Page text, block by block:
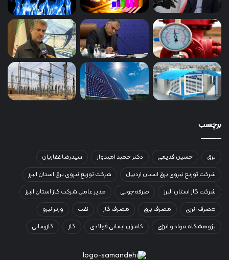
برچسب
برق حسین قدیمی دکتر حمید امیدوار
سیدرضا غفاریان
شرکت توزیع نیروی برق استان اردبیل
شرکت توزیع نیروی برق استان البرز
شرکت گاز استان البرز
صرفه‌جویی
مدیر عامل شرکت گاز استان البرز
مصرف انرژی
مصرف برق مصرف گاز نفت
وزیر نیرو
پژوهشگاه مواد و انرژی
کامران ایمانی فولادی گاز گازرسانی